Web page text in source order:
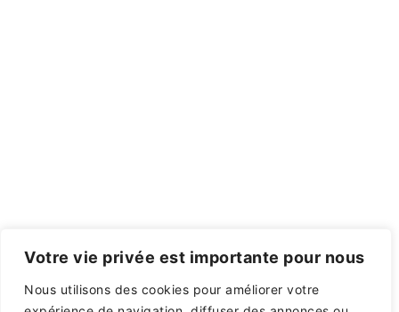
Votre vie privée est importante pour nous
Nous utilisons des cookies pour améliorer votre